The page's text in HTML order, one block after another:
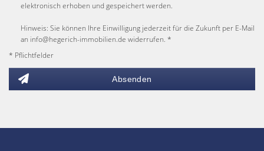
elektronisch erhoben und gespeichert werden.
Hinweis: Sie können Ihre Einwilligung jederzeit für die Zukunft per E-Mail
an info@hegerich-immobilien.de widerrufen. *
* Pflichtfelder
Absenden